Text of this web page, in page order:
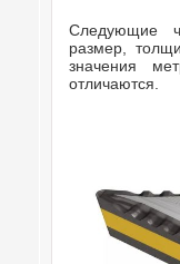
Следующие
размер,
значения
отличаются.